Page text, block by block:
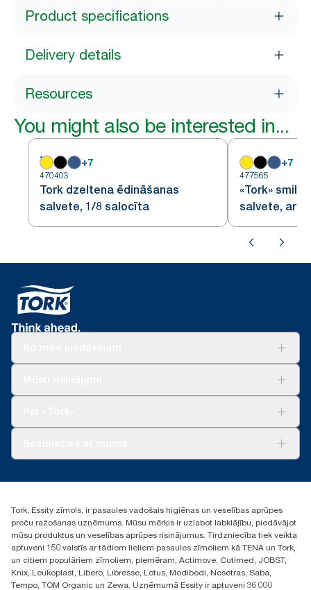
Product specifications
Delivery details
Resources
You might also be interested in...
+7
470403
Tork dzeltena ēdināšanas
salvete, 1/8 salocīta
+7
477565
«Tork»
salvete, ar
+371 29141799
Atrast izplatītāju
Ulbrokas street 19A
Riga, Latvija
LV-1028
Tork, Essity zīmols, ir pasaules vadošais higiēnas un veselības aprūpes
preču ražošanas uzņēmums. Mūsu mērķis ir uzlabot labklājību, piedāvājot
mūsu produktus un veselības aprūpes risinājumus. Tirdzniecība tiek veikta
aptuveni 150 valstīs ar tādiem lieliem pasaules zīmoliem kā TENA un Tork,
un citiem populāriem zīmoliem, piemēram, Actimove, Cutimed, JOBST,
Knix, Leukoplast, Libero, Libresse, Lotus, Modibodi, Nosotras, Saba,
Tempo, TOM Organic un Zewa. Uzņēmumā Essity ir aptuveni 36 000